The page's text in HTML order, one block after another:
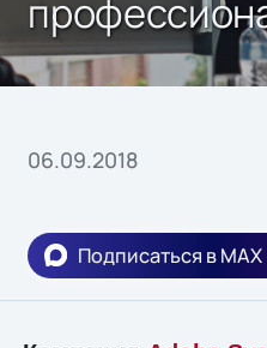
06.09.2018
Подписаться в MAX